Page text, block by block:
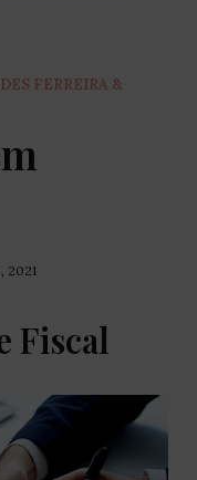
FERREIRA &
2021
Fiscal